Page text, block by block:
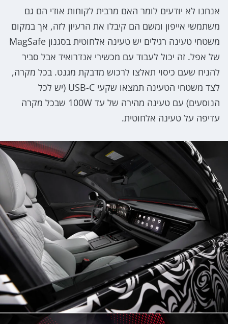
אנחנו לא יודעים לומר האם מרבית לקוחות אודי הם גם
משתמשי אייפון ומשם הם קיבלו את הרעיון לזה, אך במקום
משטחי טעינה רגילים יש טעינה אלחוטית בסגנון MagSafe
של אפל. זה יכול לעבוד עם מכשירי אנדרואיד אבל סביר
להניח שעם כיסוי תאלצו לרכוש מדבקת מגנט. בכל מקרה,
לצד משטחי הטעינה תמצאו שקעי USB-C (יש לכל
הנוסעים) עם טעינה מהירה של עד 100W שבכל מקרה
עדיפה על טעינה אלחוטית.